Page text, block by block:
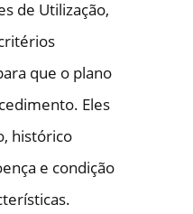
de Utilização,
que o plano
Eles
histórico
e condição